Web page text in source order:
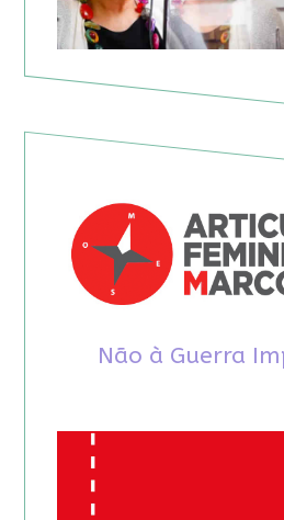
Não à Guerra